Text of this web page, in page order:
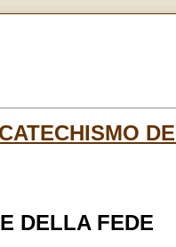
CATECHISMO
DELLA FEDE